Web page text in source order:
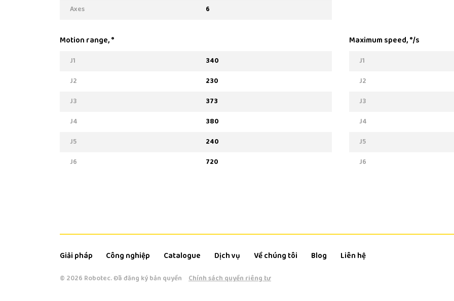
Axes
6
Motion range, °
J1
340
J2
230
J3
373
J4
380
J5
240
J6
720
Maximum speed, °/s
J1
J2
J3
J4
J5
J6
Giải pháp Công nghiệp Catalogue Dịch vụ Về chúng tôi Blog Liên hệ
© 2026 Robotec.Đã đăng ký bản quyền Chính sách quyền riêng tư